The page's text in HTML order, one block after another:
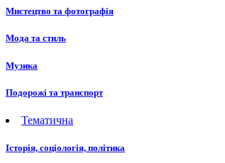
Мистецтво та фотографія
Мода та стиль
Музика
Подорожі та транспорт
Тематична
Історія, соціологія, політика